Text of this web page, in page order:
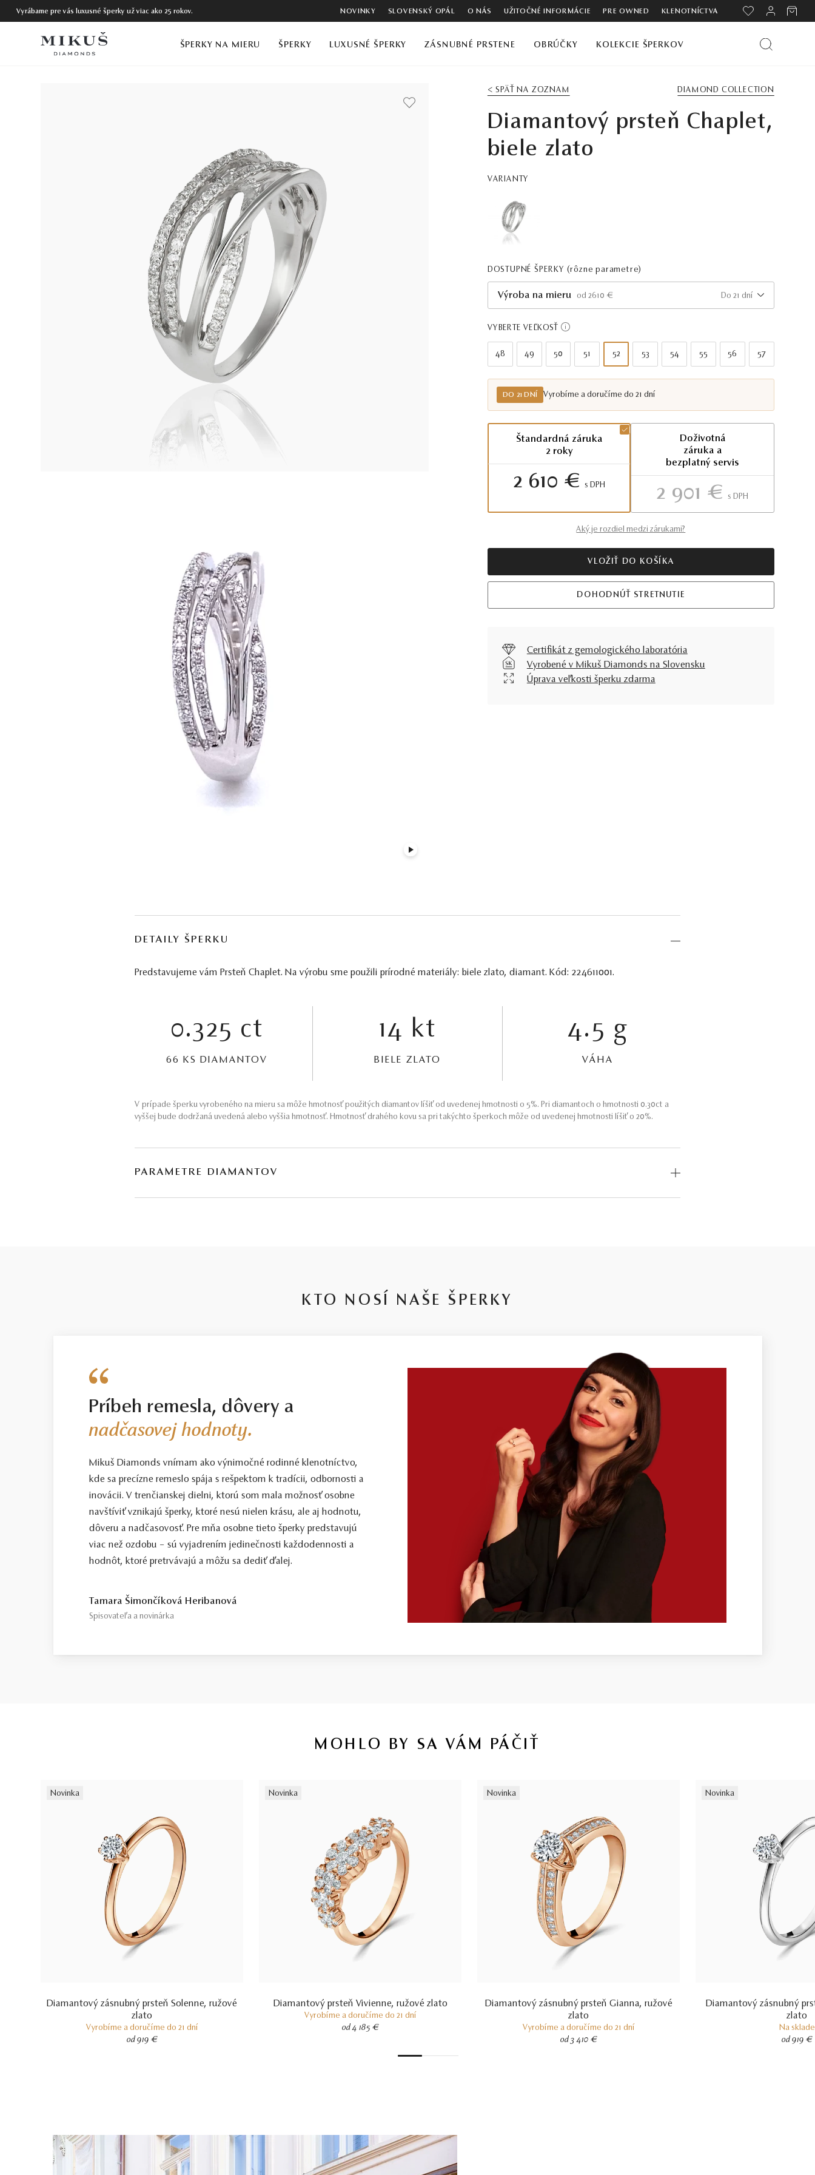
Vyrábame pre vás luxusné šperky už viac ako 25 rokov. NOVINKY SLOVENSKÝ OPÁL O NÁS UŽITOČNÉ INFORMÁCIE PRE OWNED KLENOTNÍCTVA
ŠPERKY NA MIERU ŠPERKY LUXUSNÉ ŠPERKY ZÁSNUBNÉ PRSTENE OBRÚČKY KOLEKCIE ŠPERKOV
< SPÄŤ NA ZOZNAM DIAMOND COLLECTION
Diamantový prsteň Chaplet,
biele zlato
VARIANTY
DOSTUPNÉ ŠPERKY (rôzne parametre)
Výroba na mieru od 2610 € Do 21 dní
VYBERTE VEĽKOSŤ
48 49 50 51 52 53 54 55 56 57
DO 21 DNÍ Vyrobíme a doručíme do 21 dní
Štandardná záruka
2 roky
2 610 € S DPH
Doživotná
záruka a
bezplatný servis
2 901 € S DPH
Aký je rozdiel medzi zárukami?
VLOŽIŤ DO KOŠÍKA
DOHODNÚŤ STRETNUTIE
Certifikát z gemologického laboratória
Vyrobené v Mikuš Diamonds na Slovensku
Úprava veľkosti šperku zdarma
DETAILY ŠPERKU
Predstavujeme vám Prsteň Chaplet. Na výrobu sme použili prírodné materiály: biele zlato, diamant. Kód: 224611001.
0.325 ct
66 KS DIAMANTOV
14 kt
BIELE ZLATO
4.5 g
VÁHA
V prípade šperku vyrobeného na mieru sa môže hmotnosť použitých diamantov líšiť od uvedenej hmotnosti o 5%. Pri diamantoch o hmotnosti 0.30ct a
vyššej bude dodržaná uvedená alebo vyššia hmotnosť. Hmotnosť drahého kovu sa pri takýchto šperkoch môže od uvedenej hmotnosti líšiť o 20%.
PARAMETRE DIAMANTOV
KTO NOSÍ NAŠE ŠPERKY
Príbeh remesla, dôvery a
nadčasovej hodnoty.
Mikuš Diamonds vnímam ako výnimočné rodinné klenotníctvo,
kde sa precízne remeslo spája s rešpektom k tradícii, odbornosti a
inovácii. V trenčianskej dielni, ktorú som mala možnosť osobne
navštíviť vznikajú šperky, ktoré nesú nielen krásu, ale aj hodnotu,
dôveru a nadčasovosť. Pre mňa osobne tieto šperky predstavujú
viac než ozdobu – sú vyjadrením jedinečnosti každodennosti a
hodnôt, ktoré pretrvávajú a môžu sa dediť ďalej.
Tamara Šimončíková Heribanová
Spisovateľa a novinárka
MOHLO BY SA VÁM PÁČIŤ
Novinka
Diamantový zásnubný prsteň Solenne, ružové
zlato
Vyrobíme a doručíme do 21 dní
od 919 €
Novinka
Diamantový prsteň Vivienne, ružové zlato
Vyrobíme a doručíme do 21 dní
od 4 185 €
Novinka
Diamantový zásnubný prsteň Gianna, ružové
zlato
Vyrobíme a doručíme do 21 dní
od 3 410 €
Novinka
Diamantový zásnubný
zlato
Na sklade
od 919 €